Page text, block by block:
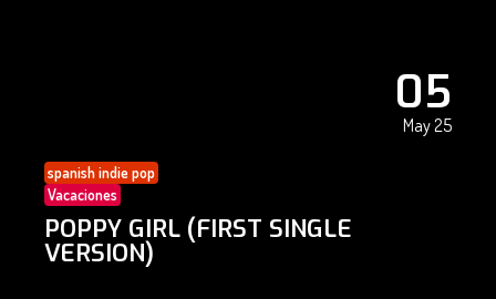
05
May 25
spanish indie pop
Vacaciones
POPPY GIRL (FIRST SINGLE
VERSION)